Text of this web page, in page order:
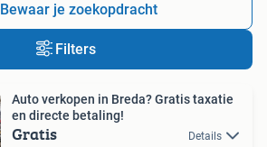
Bewaar je zoekopdracht
Filters
Auto verkopen in Breda? Gratis taxatie
en directe betaling!
Gratis Details